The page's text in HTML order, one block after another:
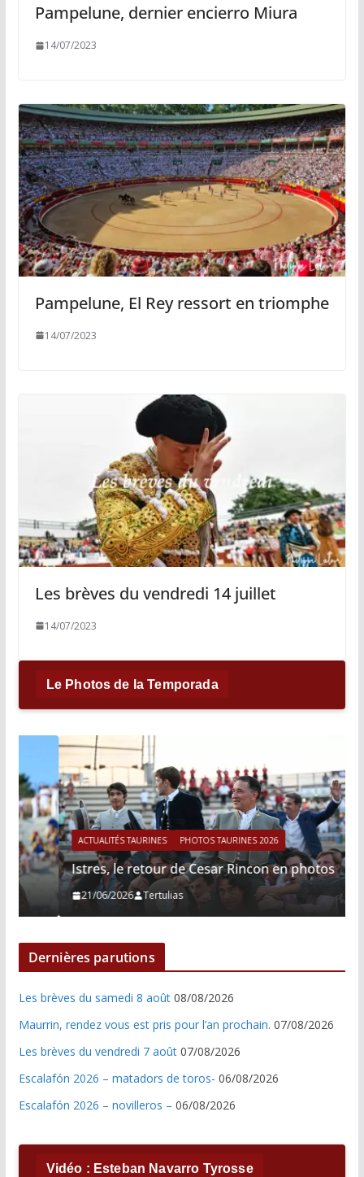
Pampelune, dernier encierro Miura
14/07/2023
Pampelune, El Rey ressort en triomphe
14/07/2023
Les brèves du vendredi 14 juillet
14/07/2023
Le Photos de la Temporada
ACTUALITÉS TAURINES PHOTOS TAURINES 2026
Istres, le retour de Cesar Rincon en photos
21/06/2026 Tertulias
Dernières parutions
Les brèves du samedi 8 août 08/08/2026
Maurrin, rendez vous est pris pour l’an prochain. 07/08/2026
Les brèves du vendredi 7 août 07/08/2026
Escalafón 2026 – matadors de toros- 06/08/2026
Escalafón 2026 – novilleros – 06/08/2026
Vidéo : Esteban Navarro Tyrosse